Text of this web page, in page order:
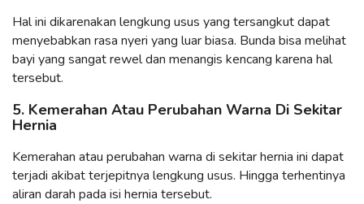
Hal ini dikarenakan lengkung usus yang tersangkut dapat
menyebabkan rasa nyeri yang luar biasa. Bunda bisa melihat
bayi yang sangat rewel dan menangis kencang karena hal
tersebut.
5. Kemerahan Atau Perubahan Warna Di Sekitar
Hernia
Kemerahan atau perubahan warna di sekitar hernia ini dapat
terjadi akibat terjepitnya lengkung usus. Hingga terhentinya
aliran darah pada isi hernia tersebut.